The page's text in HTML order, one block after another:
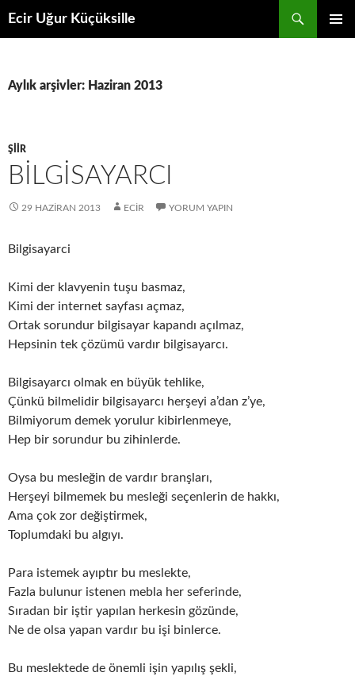
Ecir Uğur Küçüksille
Aylık arşivler: Haziran 2013
ŞIIR
BILGISAYARCI
29 HAZIRAN 2013 ECIR YORUM YAPIN
Bilgisayarci
Kimi der klavyenin tuşu basmaz,
Kimi der internet sayfası açmaz,
Ortak sorundur bilgisayar kapandı açılmaz,
Hepsinin tek çözümü vardır bilgisayarcı.
Bilgisayarcı olmak en büyük tehlike,
Çünkü bilmelidir bilgisayarcı herşeyi a’dan z’ye,
Bilmiyorum demek yorulur kibirlenmeye,
Hep bir sorundur bu zihinlerde.
Oysa bu mesleğin de vardır branşları,
Herşeyi bilmemek bu mesleği seçenlerin de hakkı,
Ama çok zor değiştirmek,
Toplumdaki bu algıyı.
Para istemek ayıptır bu meslekte,
Fazla bulunur istenen mebla her seferinde,
Sıradan bir iştir yapılan herkesin gözünde,
Ne de olsa yapan vardır bu işi binlerce.
Bu meslektede de önemli işin yapılış şekli,